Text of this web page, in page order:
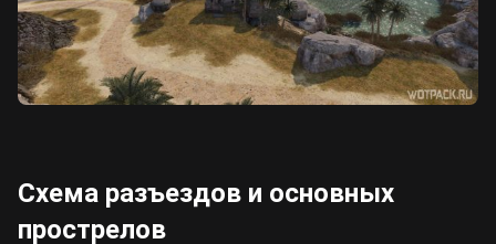
Схема разъездов и основных
прострелов